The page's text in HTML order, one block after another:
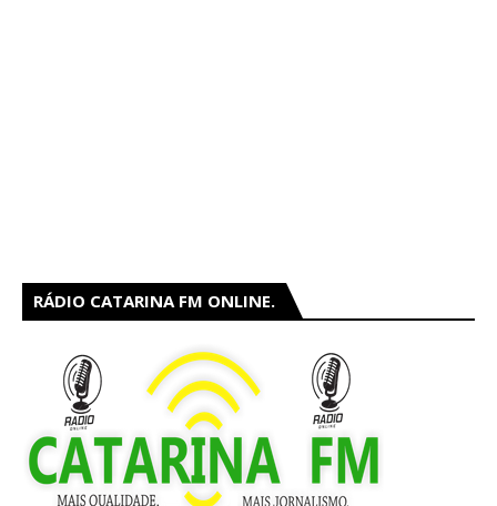
RÁDIO CATARINA FM ONLINE.